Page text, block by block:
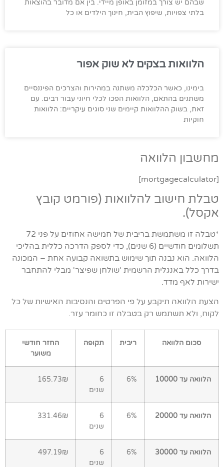
שבהם יש צורך במזומן באופן מיידי. בין אם מדובר בהוצאות
בלתי צפויות, שיפוץ הבית, חינוך הילדים או כל
הלוואות בצקים לא שוק אפור
בימינו, כאשר הכלכלה משתנה במהירות והצרכים הפיננסיים
משתנים בהתאם, הלוואות הפכו לכלי חיוני עבור רבים. עם
זאת, בשוק ההלוואות קיימים שני סוגים עיקריים: הלוואות
חוקיות
מחשבון הלוואה
[mortgagecalculator]
טבלת חישוב להלוואות (פורמט קובץ
אקסל).
*טבלה זו משתמשת בריבית של חמישה אחוזים על פני 72
תשלומים חודשיים (6 שנים), כדי לספק הדרכה כללית בהליכי
הלוואה. הוא נבנה תוך שימוש בתשואה קבועה אחת – המכונה
בדרך כלל באנגלית הרשמית 'שולחן שפיצר' מבלי להתחבר
ישירות לאף מדד.
הצעת הלוואה תיקבע על פי הפרטים והנסיבות האישיות של כל
לקוח, ולא תשתמש רק בטבלה זו כחומר עזר.
סכום הלוואה ריבית תקופה
החזר חודשי
משוער
הלוואה עד 10000 6%
6
שנים
165.73₪
הלוואה עד 20000 6%
6
שנים
331.46₪
הלוואה עד 30000 6%
6
שנים
497.19₪